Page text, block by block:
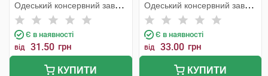
Одеський консервний завод
дитячого харчування
Є в наявності
від 31.50 грн
КУПИТИ
Одеський консервний завод
дитячого харчування
Є в наявності
від 33.00 грн
КУПИТИ